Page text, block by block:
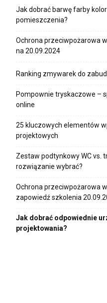
Jak dobrać barwę farby
pomieszczenia?
Ochrona przeciwpożarowa
na 20.09.2024
Ranking zmywarek do
Pompownie tryskaczowe –
online
25 kluczowych elementów
projektowych
Zestaw podtynkowy WC vs.
rozwiązanie wybrać?
Ochrona przeciwpożarowa
zapowiedź szkolenia
Jak dobrać odpowiednie
projektowania?